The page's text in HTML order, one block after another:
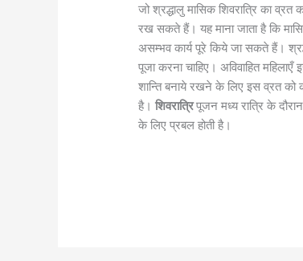
जो श्रद्धालु मासिक शिवरात्रि का
रख सकते हैं। यह माना जाता है कि
असम्भव कार्य पूरे किये जा सकते हैं।
पूजा करना चाहिए। अविवाहित
शान्ति बनाये रखने के लिए इस व्रत को
है।शिवरात्रिपूजन मध्य रात्रि के
के लिए प्रबल होती है।